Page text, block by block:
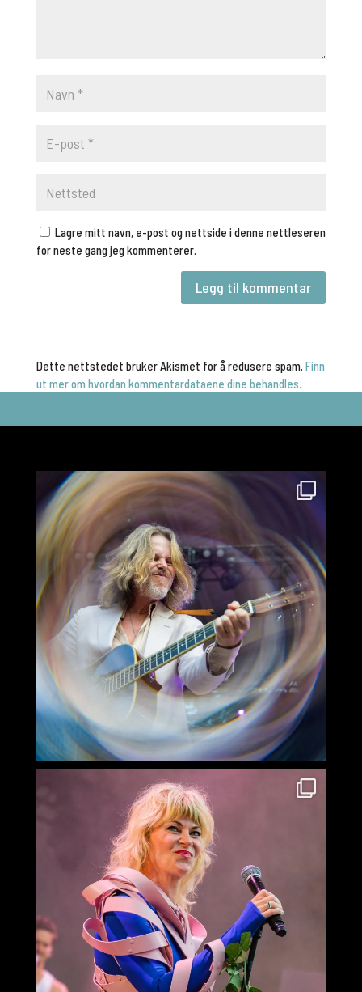
Lagre mitt navn, e-post og nettside i denne nettleseren
for neste gang jeg kommenterer.
Dette nettstedet bruker Akismet for å redusere spam. Finn
ut mer om hvordan kommentardataene dine behandles.